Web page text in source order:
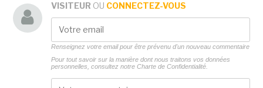
VISITEUR OU CONNECTEZ-VOUS
Renseignez votre email pour être prévenu d'un nouveau commentaire
Pour tout savoir sur la manière dont nous traitons vos données
personnelles, consultez notre Charte de Confidentialité.